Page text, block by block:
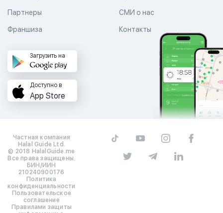
СМИ о нас
Контакты
Партнеры
Франшиза
Загрузить на
Доступно в
App Store
Частная компания
Halal Guide Ltd.
© 2018 HalalGuide.me
Все права защищены.
БИН/ИИН
210240900176
Политика
конфиденциальности
Пользовательское
соглашение
Правилами защиты